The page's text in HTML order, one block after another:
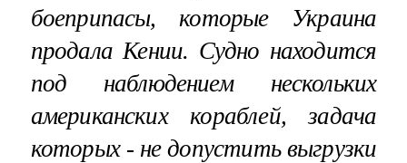
боеприпасы, которые Украина
продала Кении. Судно находится
под наблюдением нескольких
американских кораблей, задача
которых - не допустить выгрузки